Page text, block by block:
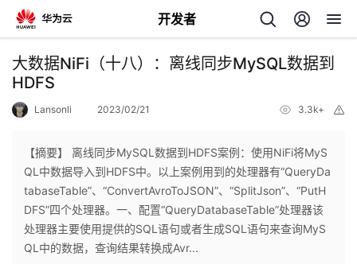
开发者
返
回
个
人
我
大数据NiFi（十八）：离线同步MySQL数据到
HDFS
Lansonli 2023/02/21 3.3k+
【摘要】 离线同步MySQL数据到HDFS案例：使用NiFi将MyS
QL中数据导入到HDFS中。以上案例用到的处理器有“QueryDa
tabaseTable”、“ConvertAvroToJSON”、“SplitJson”、“PutH
DFS”四个处理器。一、配置“QueryDatabaseTable”处理器该
处理器主要使用提供的SQL语句或者生成SQL语句来查询MyS
QL中的数据，查询结果转换成Avr...